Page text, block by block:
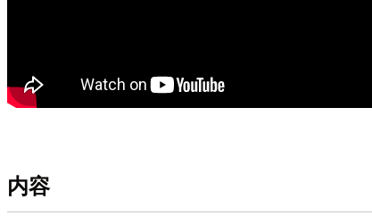
内容